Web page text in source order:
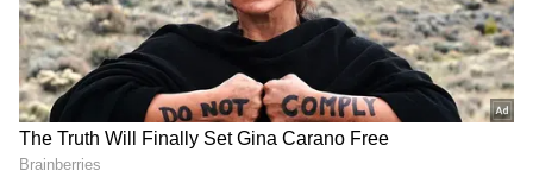
ಭಾರತದಲ್ಲಿ ನಾವೀನ್ಯತೆ ಮತ್ತು ಸಂಶೋಧನೆಗೆ ಬಲ:
ಗೇಟ್ಸ್ ಫೌಂಡೇಶನ್ ಜೊತೆ ವಾಧ್ವಾನಿ ಫೌಂಡೇಶನ್
ಮಹತ್ವದ ಒಪ್ಪಂದ
ರಕ್ಷಣಾ ಇಲಾಖೆಯಲ್ಲಿ ಉದ್ಯೋಗ ಸುರಿಮಳೆ: ಐಟಿಐ,
10ನೇ ತರಗತಿ ಆದವರಿಗೆ 3979 ಹುದ್ದೆಗಳು